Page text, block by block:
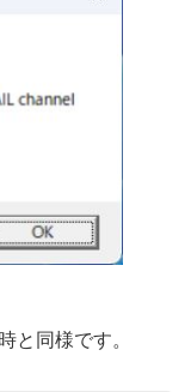
と同様です。